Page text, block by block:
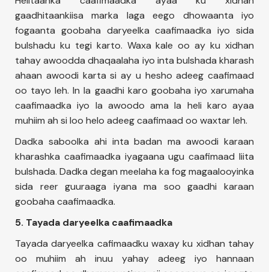
gaadhitaankiisa marka laga eego dhowaanta iyo
fogaanta goobaha daryeelka caafimaadka iyo sida
bulshadu ku tegi karto. Waxa kale oo ay ku xidhan
tahay awoodda dhaqaalaha iyo inta bulshada kharash
ahaan awoodi karta si ay u hesho adeeg caafimaad
oo tayo leh. In la gaadhi karo goobaha iyo xarumaha
caafimaadka iyo la awoodo ama la heli karo ayaa
muhiim ah si loo helo adeeg caafimaad oo waxtar leh.
Dadka saboolka ahi inta badan ma awoodi karaan
kharashka caafimaadka iyagaana ugu caafimaad liita
bulshada. Dadka degan meelaha ka fog magaalooyinka
sida reer guuraaga iyana ma soo gaadhi karaan
goobaha caafimaadka.
5. Tayada daryeelka caafimaadka
Tayada daryeelka cafimaadku waxay ku xidhan tahay
oo muhiim ah inuu yahay adeeg iyo hannaan